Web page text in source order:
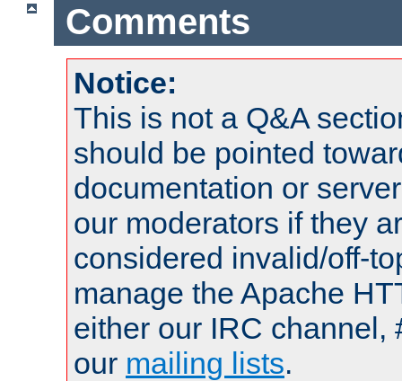
Comments
Notice:
This is not a Q&A
should be pointed
documentation or
our moderators if they
considered invalid/off-
manage the Apache
either our IRC channel,
our mailing lists.